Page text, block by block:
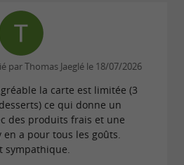
Guinguette
l'âme du lieu.
de la décoration, a
dans des brocantes pour
unique et authentique.
l'esplanade Riva Bella
par Thomas Jaeglé le 18/07/2026
la carte est limitée (3
ce qui donne un
des produits frais et une
a pour tous les goûts.
sympathique.